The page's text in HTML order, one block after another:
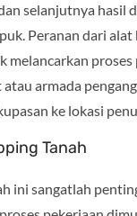
selanjutnya hasil
Peranan dari alat
melancarkan proses
armada
ke lokasi
Tanah
ini sangatlah